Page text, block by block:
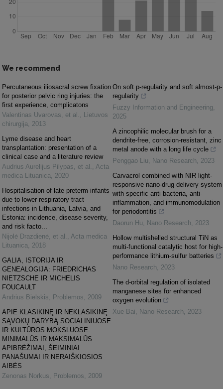
We recommend
Percutaneous iliosacral screw fixation
for posterior pelvic ring injuries: the
first experience, complicatons
Valentinas Uvarovas, et al.
Lietuvos
chirurgija
2013
Lyme disease and heart
transplantation: presentation of a
clinical case and a literature review
Audrius Aurelijus Pilypas, et al.
Acta
medica Lituanica
2020
Hospitalisation of late preterm infants
due to lower respiratory tract
infections in Lithuania, Latvia, and
Estonia: incidence, disease severity,
and risk facto...
Nijolė Drazdienė, et al.
Acta medica
Lituanica
2018
GALIA, ISTORIJA IR
GENEALOGIJA: FRIEDRICHAS
NIETZSCHE IR MICHELIS
FOUCAULT
Andrius Bielskis
Problemos
2009
APIE KLASIKINĘ IR NEKLASIKINĘ
SĄVOKŲ DARYBĄ SOCIALINIUOSE
IR KULTŪROS MOKSLUOSE:
MINIMALŪS IR MAKSIMALŪS
APIBRĖŽIMAI, ŠEIMINIAI
PANAŠUMAI IR NERAIŠKIOSIOS
AIBĖS
Zenonas Norkus
Problemos 2009
On soft p-regularity and soft almost-p-
regularity
Fuzzy Information and Engineering
2025
A zincophilic molecular brush for a
dendrite-free, corrosion-resistant, zinc
metal anode with a long life cycle
Penggao Liu
Nano Research
2023
Carvacrol combined with NIR light-
responsive nano-drug delivery system
with specific anti-bacteria, anti-
inflammation, and immunomodulation
for periodontitis
Daorun Hu
Nano Research
2023
Hollow multishelled structural TiN as
multi-functional catalytic host for high-
performance lithium-sulfur batteries
Nano Research
2023
The d-orbital regulation of isolated
manganese sites for enhanced
oxygen evolution
Xue Bai
Nano Research 2023